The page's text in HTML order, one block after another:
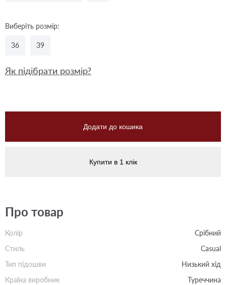
Виберіть розмір:
36 39
Як підібрати розмір?
Додати до кошика
Купити в 1 клік
Про товар
Колір
Срібний
Стиль
Casual
Тип підошви
Низький хід
Країна виробник
Туреччина